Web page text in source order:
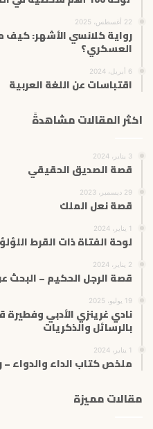
22 أغسطس، 2025
رواية كلانسي الأشهر: كيف
العسكري؟
6 أبريل، 2024
اقتباسات عن اللغة العربية
اكثر المقالات مشاهدةً
3 يناير، 2024
قصة الصديق الحقيقي
29 ديسمبر، 2023
قصة نعل الملك
1 يناير، 2024
لوحة الفتاة ذات القرط
2 يناير، 2024
قصة الرجل الحكيم – البحث
19 يوليو، 2025
نادي غرينزي الأدبي
بالرسائل والذكريات
1 يناير، 2024
ملخص كتاب الداء والدواء
مقالات مميزة